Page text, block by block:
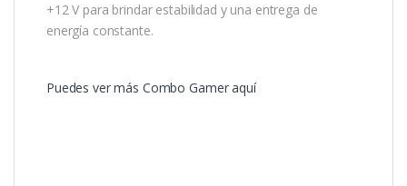
+12 V para brindar estabilidad y una entrega de
energía constante.
Puedes ver más Combo Gamer aquí